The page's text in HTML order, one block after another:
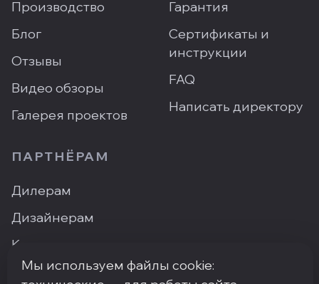
Производство
Блог
Отзывы
Видео обзоры
Галерея проектов
Гарантия
Сертификаты и
инструкции
FAQ
Написать директору
ПАРТНЁРАМ
Дилерам
Дизайнерам
Контакты
Где купить
Мы используем файлы cookie: